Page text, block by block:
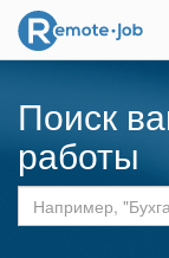
Поиск
работы